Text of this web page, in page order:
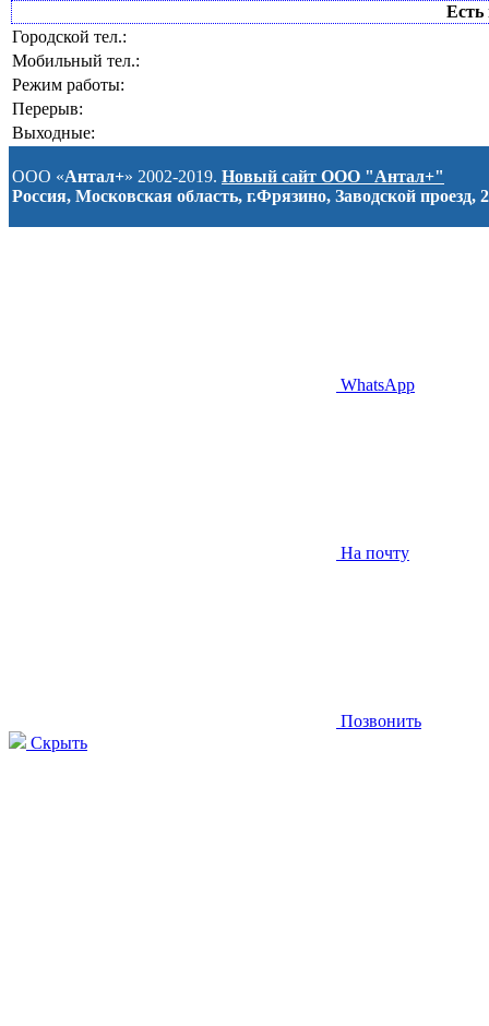
Есть
Городской тел.:
Мобильный тел.:
Режим работы:
Перерыв:
Выходные:
ООО «Антал+» 2002-2019. Новый сайт ООО "Антал+"
Россия, Московская область, г.Фрязино, Заводской проезд, 2
WhatsApp
На почту
Позвонить
Скрыть